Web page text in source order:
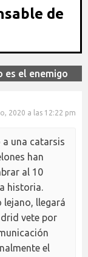
de
es el enemigo
2020 a las 12:22 pm
una catarsis
han
al 10
historia.
lejano, llegará
vete por
el